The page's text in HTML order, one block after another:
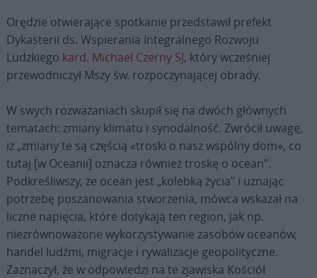
Orędzie otwierające spotkanie przedstawił prefekt
Dykasterii ds. Wspierania Integralnego Rozwoju
Ludzkiego kard. Michael Czerny SJ, który wcześniej
przewodniczył Mszy św. rozpoczynającej obrady.
W swych rozważaniach skupił się na dwóch głównych
tematach: zmiany klimatu i synodalność. Zwrócił uwagę,
iż „zmiany te są częścią «troski o nasz wspólny dom», co
tutaj [w Oceanii] oznacza również troskę o ocean”.
Podkreśliwszy, że ocean jest „kolebką życia” i uznając
potrzebę poszanowania stworzenia, mówca wskazał na
liczne napięcia, które dotykają ten region, jak np.
niezrównoważone wykorzystywanie zasobów oceanów,
handel ludźmi, migracje i rywalizacje geopolityczne.
Zaznaczył, że w odpowiedzi na te zjawiska Kościół